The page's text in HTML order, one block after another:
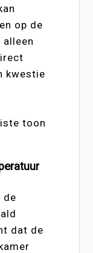
op de
kwestie
toon
de
dat de